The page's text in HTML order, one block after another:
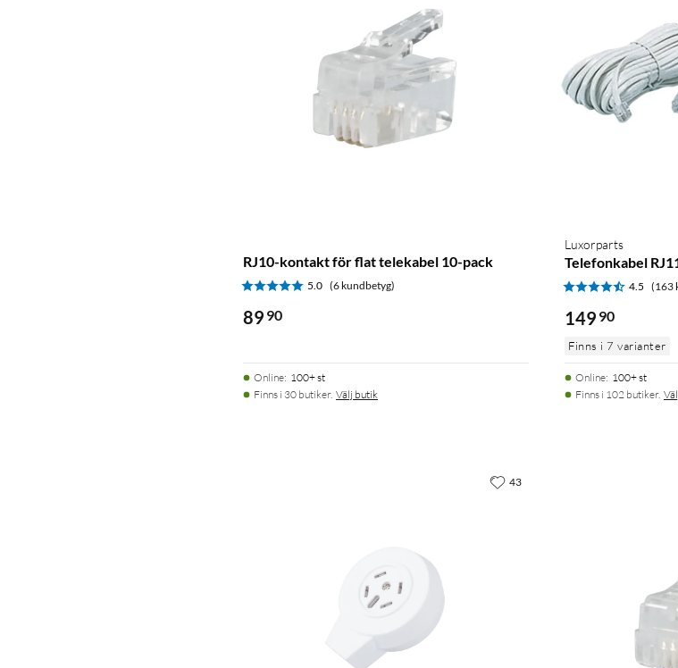
RJ10-kontakt för flat telekabel 10-pack
5.0 (6 kundbetyg)
89 90
Online: 100+ st
Finns i 30 butiker. Välj butik
Luxorparts
Telefonkabel
4.5 (163
149 90
Finns i 7 varianter
Online: 100+ st
Finns i 102 butiker.
43